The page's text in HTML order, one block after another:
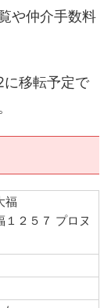
や仲介手数料
に移転予定で
福
１２５７ プロヌ